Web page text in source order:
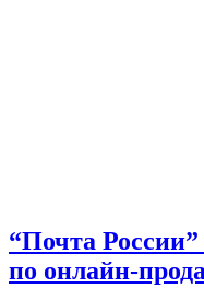
“Почта России”
по онлайн-